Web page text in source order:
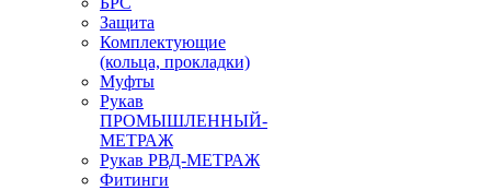
Защита
Комплектующие
(кольца, прокладки)
Муфты
Рукав
ПРОМЫШЛЕННЫЙ-
МЕТРАЖ
Рукав РВД-МЕТРАЖ
Фитинги